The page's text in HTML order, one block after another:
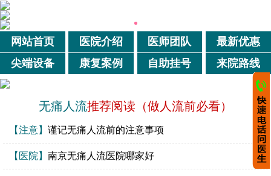
网站首页 医院介绍 医师团队
最新优惠
尖端设备
康复案例 自助挂号 来院路线
无痛人流推荐阅读（做人流前必看）
【注意】 谨记无痛人流前的注意事项
【医院】 南京无痛人流医院哪家好